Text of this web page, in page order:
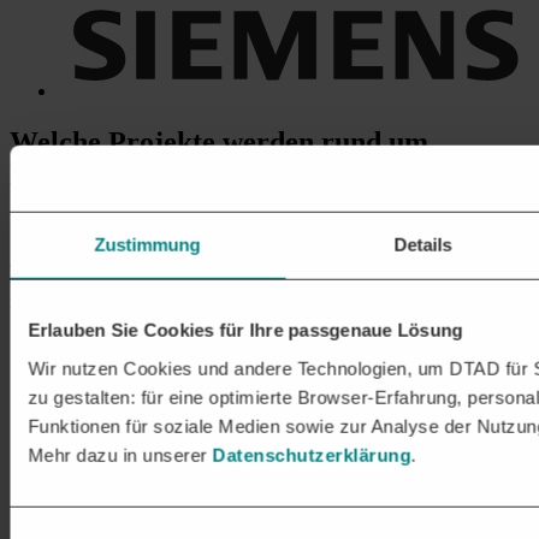
Zustimmung Details
Erlauben Sie Cookies für Ihre passgenaue Lösung
Wir nutzen Cookies und andere Technologien, um DTAD
zu gestalten: für eine optimierte Browser-Erfahrung,
Funktionen für soziale Medien sowie zur Analyse der
Mehr dazu in unserer Datenschutzerklärung.
Welche Projektewerden rund um
ausgeschrieben?
Ausschreibungenim Bereich Projektmanagement werden u. a. über
dieDTAD Plattformbereitgestellt. Es bieten sich Auftragschancen
IT:In derIT & EDV ist die Planung und Verwaltung von
Projekten ein zentraler Aspekt. Aufträge umfassen die
Implementierung von IT-Systemen,
Netzwerken
Software sowie anderen Technologien.
Prozessmanagement:Öffentliche Auftraggeber schreiben
Aufträge aus, in denen Umstrukturierungen geplant werden
sollen oder auch Prozesse optimiert werden müssen. Die